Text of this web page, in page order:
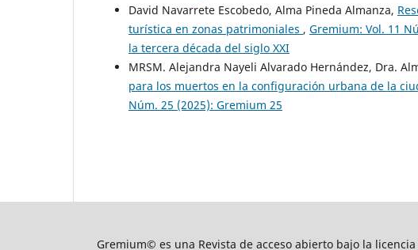
David Navarrete Escobedo, Alma Pineda Almanza,
turística en zonas patrimoniales , Gremium: Vol. 11
la tercera década del siglo XXI
MRSM. Alejandra Nayeli Alvarado Hernández, Dra.
para los muertos en la configuración urbana de la
Núm. 25 (2025): Gremium 25
Gremium© es una Revista de acceso abierto bajo la